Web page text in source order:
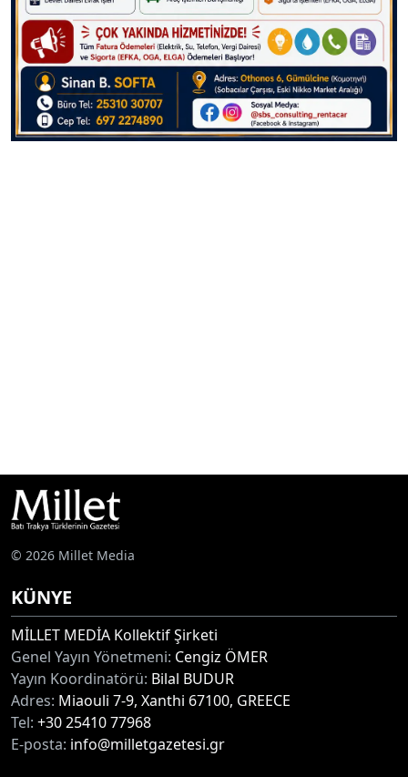
© 2026 Millet Media
KÜNYE
MİLLET MEDİA Kollektif Şirketi
Genel Yayın Yönetmeni: Cengiz ÖMER
Yayın Koordinatörü: Bilal BUDUR
Adres: Miaouli 7-9, Xanthi 67100, GREECE
Tel: +30 25410 77968
E-posta: info@milletgazetesi.gr